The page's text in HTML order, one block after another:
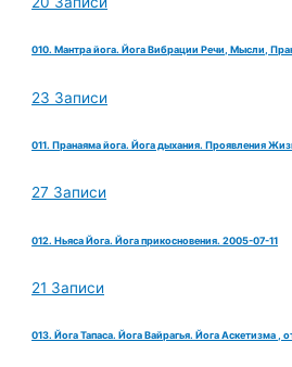
010. Мантра йога. Йога Вибрации Речи, Мысли,
23 Записи
011. Пранаяма йога. Йога дыхания. Проявления
27 Записи
012. Ньяса Йога. Йога прикосновения. 2005-07-11
21 Записи
013. Йога Тапаса. Йога Вайрагья. Йога Аскетизма ,